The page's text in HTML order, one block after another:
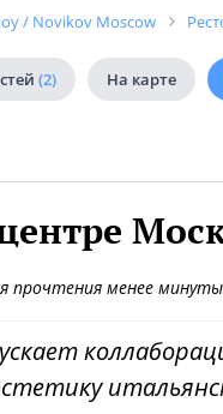
/ Novikov Moscow
(2) На карте
прочтения менее минуты